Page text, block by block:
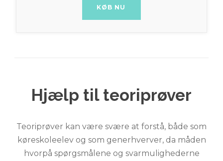
BUY NOW
Hjælp til teoriprøver
Teoriprøver kan være svære at forstå, både som
køreskoleelev og som generhverver, da måden
hvorpå spørgsmålene og svarmulighederne